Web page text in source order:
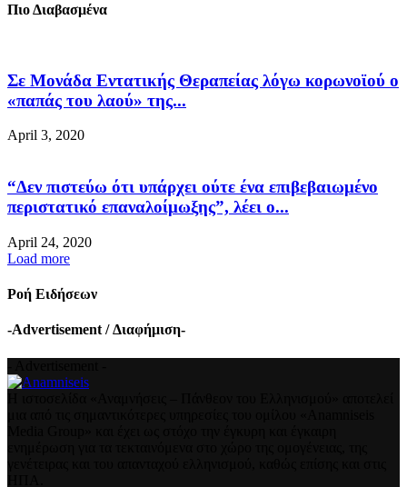
Πιο Διαβασμένα
Σε Μονάδα Εντατικής Θεραπείας λόγω κορωνοϊού ο
«παπάς του λαού» της...
April 3, 2020
“Δεν πιστεύω ότι υπάρχει ούτε ένα επιβεβαιωμένο
περιστατικό επαναλοίμωξης”, λέει ο...
April 24, 2020
Load more
Ροή Ειδήσεων
-Advertisement / Διαφήμιση-